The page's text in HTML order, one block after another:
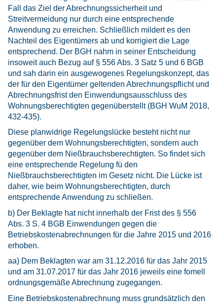
Fall das Ziel der Abrechnungssicherheit und
Streitvermeidung nur durch eine entsprechende
Anwendung zu erreichen. Schließlich mildert es den
Nachteil des Eigentümers ab und korrigiert die Lage
entsprechend. Der BGH nahm in seiner Entscheidung
insoweit auch Bezug auf § 556 Abs. 3 Satz 5 und 6 BGB
und sah darin ein ausgewogenes Regelungskonzept, das
der für den Eigentümer geltenden Abrechnungspflicht und
Abrechnungsfrist den Einwendungsausschluss des
Wohnungsberechtigten gegenüberstellt (BGH WuM 2018,
432-435).
Diese planwidrige Regelungslücke besteht nicht nur
gegenüber dem Wohnungsberechtigten, sondern auch
gegenüber dem Nießbrauchsberechtigten. So findet sich
eine entsprechende Regelung fü den
Nießbrauchsberechtigten im Gesetz nicht. Die Lücke ist
daher, wie beim Wohnungsberechtigten, durch
entsprechende Anwendung zu schließen.
b) Der Beklagte hat nicht innerhalb der Frist des § 556
Abs. 3 S. 4 BGB Einwendungen gegen die
Betriebskostenabrechnungen für die Jahre 2015 und 2016
erhoben.
aa) Dem Beklagten war am 31.12.2016 für das Jahr 2015
und am 31.07.2017 für das Jahr 2016 jeweils eine fomell
ordnungsgemäße Abrechnung zugegangen.
Eine Betriebskostenabrechnung muss grundsätzlich den